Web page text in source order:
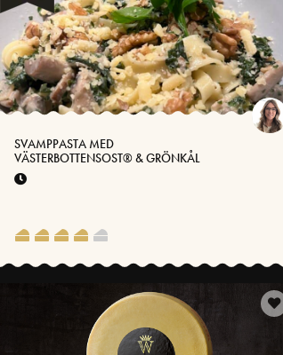
SVAMPPASTA MED
VÄSTERBOTTENSOST® & GRÖNKÅL